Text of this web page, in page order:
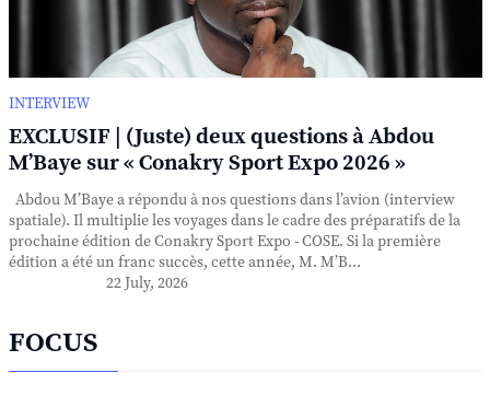
INTERVIEW
EXCLUSIF | (Juste) deux questions à Abdou
M’Baye sur « Conakry Sport Expo 2026 »
Abdou M’Baye a répondu à nos questions dans l’avion (interview
spatiale). Il multiplie les voyages dans le cadre des préparatifs de la
prochaine édition de Conakry Sport Expo - COSE. Si la première
édition a été un franc succès, cette année, M. M’B...
22 July, 2026
FOCUS